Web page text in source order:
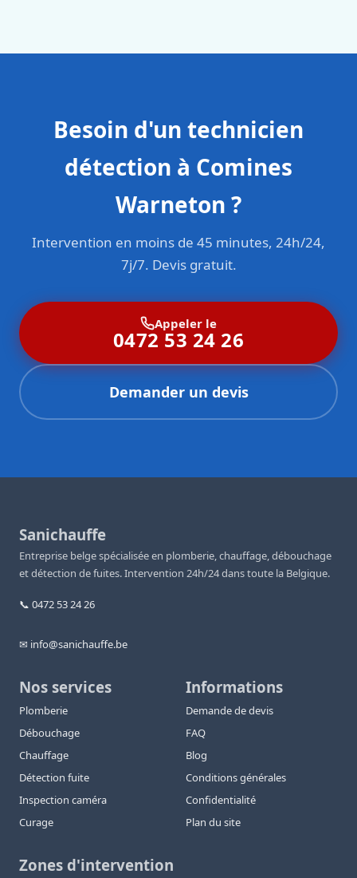
Besoin d'un technicien
détection à Comines
Warneton ?
Intervention en moins de 45 minutes, 24h/24,
7j/7. Devis gratuit.
Appeler le
0472 53 24 26
Demander un devis
Sanichauffe
Entreprise belge spécialisée en plomberie, chauffage, débouchage
et détection de fuites. Intervention 24h/24 dans toute la Belgique.
📞 0472 53 24 26
✉ info@sanichauffe.be
Nos services
Plomberie
Débouchage
Chauffage
Détection fuite
Inspection caméra
Curage
Informations
Demande de devis
FAQ
Blog
Conditions générales
Confidentialité
Plan du site
Zones d'intervention